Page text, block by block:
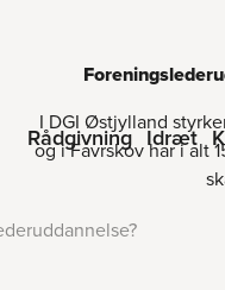
Rådgivning Idræt
I DGI Østjylland
og i Favrskov har i alt